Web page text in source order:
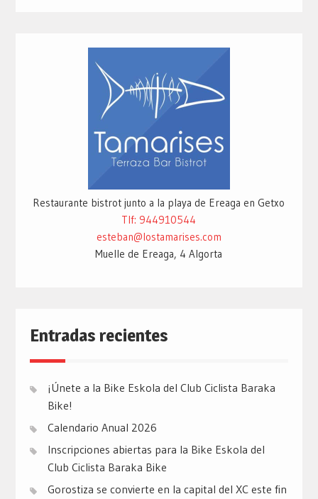
Restaurante bistrot junto a la playa de Ereaga en Getxo
Tlf: 944910544
esteban@lostamarises.com
Muelle de Ereaga, 4 Algorta
Entradas recientes
¡Únete a la Bike Eskola del Club Ciclista Baraka
Bike!
Calendario Anual 2026
Inscripciones abiertas para la Bike Eskola del
Club Ciclista Baraka Bike
Gorostiza se convierte en la capital del XC este fin